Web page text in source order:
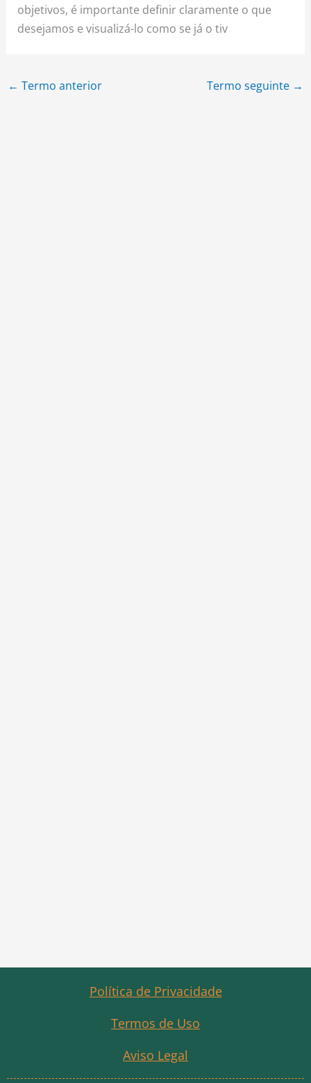
objetivos, é importante definir claramente o que
desejamos e visualizá-lo como se já o tiv
← Termo anterior Termo seguinte →
Política de Privacidade
Termos de Uso
Aviso Legal